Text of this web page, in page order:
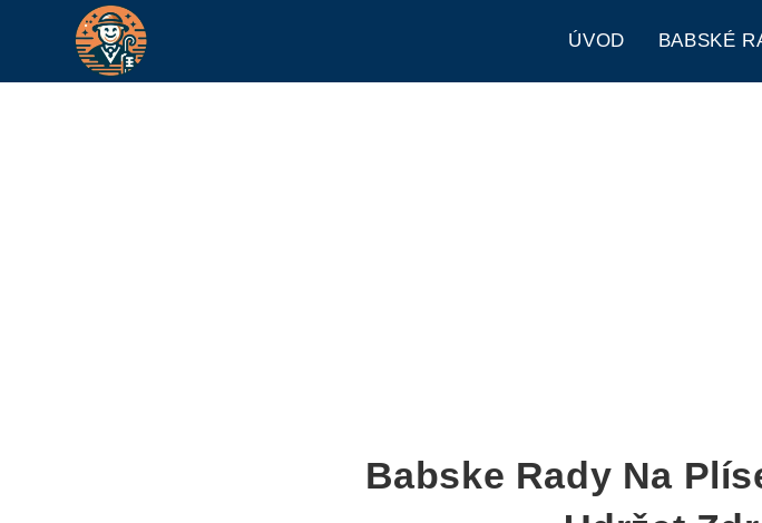
ÚVOD BABSKÉ
Babske Rady Na